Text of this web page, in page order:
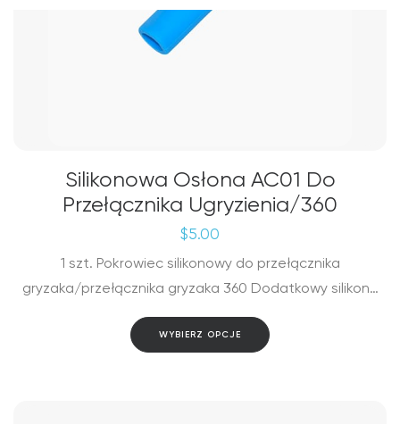
Silikonowa Osłona AC01 Do
Przełącznika Ugryzienia/360
$5.00
1 szt. Pokrowiec silikonowy do przełącznika
gryzaka/przełącznika gryzaka 360 Dodatkowy silikon…
WYBIERZ OPCJE
produkt